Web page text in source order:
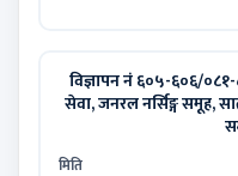
विज्ञापन नं ६०५-६०६/
सेवा, जनरल नर्सिङ्ग समूह,
मिति